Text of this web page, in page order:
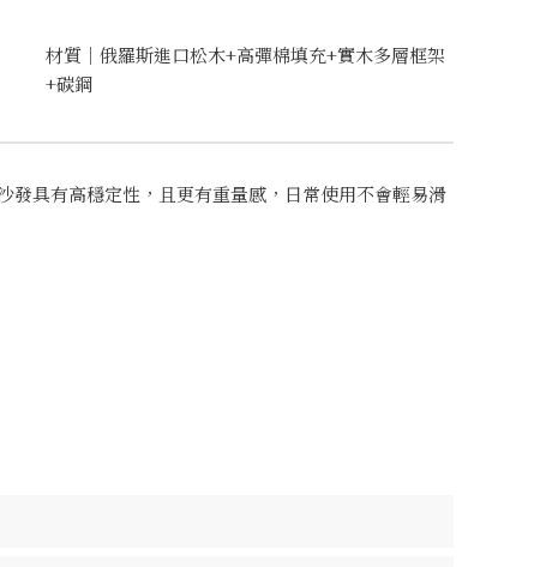
材質｜俄羅斯進口松木+高彈棉填充+實木多層框架
+碳鋼
發具有高穩定性，且更有重量感，日常使用不會輕易滑